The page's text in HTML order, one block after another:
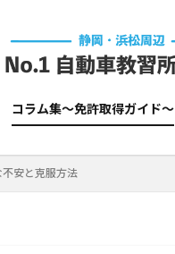
コラム集～免許取得ガイド～
安と克服方法